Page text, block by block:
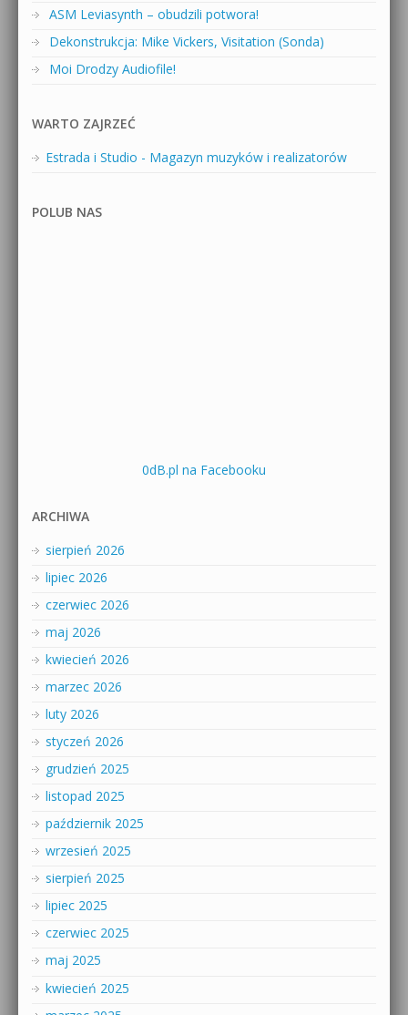
ASM Leviasynth – obudzili potwora!
Dekonstrukcja: Mike Vickers, Visitation (Sonda)
Moi Drodzy Audiofile!
WARTO ZAJRZEĆ
Estrada i Studio - Magazyn muzyków i realizatorów
POLUB NAS
0dB.pl na Facebooku
ARCHIWA
sierpień 2026
lipiec 2026
czerwiec 2026
maj 2026
kwiecień 2026
marzec 2026
luty 2026
styczeń 2026
grudzień 2025
listopad 2025
październik 2025
wrzesień 2025
sierpień 2025
lipiec 2025
czerwiec 2025
maj 2025
kwiecień 2025